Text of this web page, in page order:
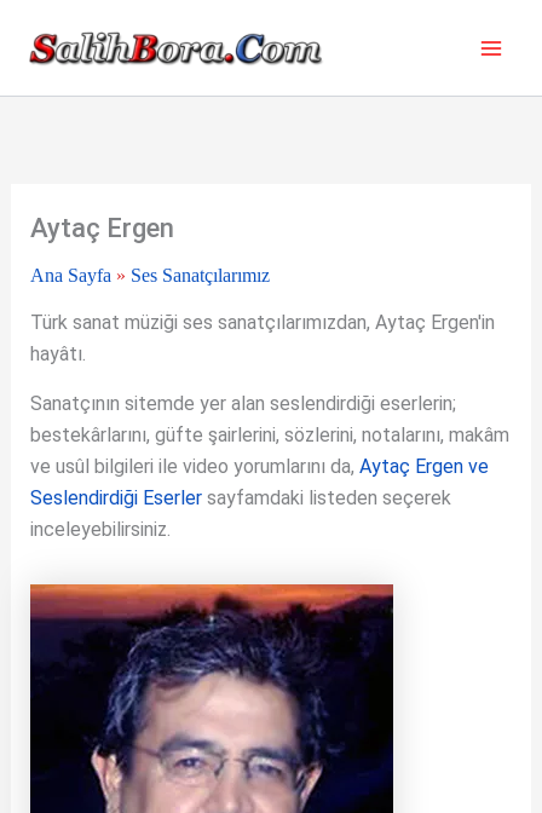
Aytaç Ergen
Ana Sayfa » Ses Sanatçılarımız
Türk sanat müziği ses sanatçılarımızdan, Aytaç Ergen'in
hayâtı.
Sanatçının sitemde yer alan seslendirdiği eserlerin;
bestekârlarını, güfte şairlerini, sözlerini, notalarını, makâm
ve usûl bilgileri ile video yorumlarını da, Aytaç Ergen ve
Seslendirdiği Eserlersayfamdaki listeden seçerek
inceleyebilirsiniz.